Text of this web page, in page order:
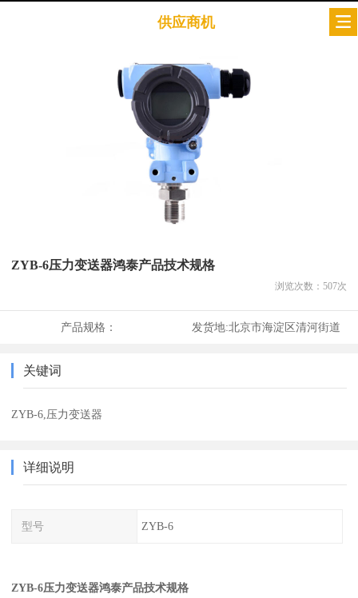
供应商机
ZYB-6压力变送器鸿泰产品技术规格
浏览次数： 507次
产品规格： 发货地:北京市海淀区清河街道
关键词
ZYB-6,压力变送器
详细说明
型号 ZYB-6
ZYB-6压力变送器鸿泰产品技术规格